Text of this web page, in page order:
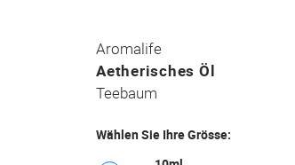
Aromalife
Aetherisches Öl
Teebaum
Wählen Sie Ihre Grösse: